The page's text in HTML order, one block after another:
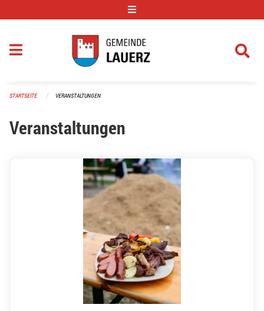
STARTSEITE VERANSTALTUNGEN
Veranstaltungen